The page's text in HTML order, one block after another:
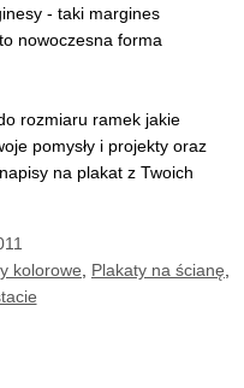
- taki margines
nowoczesna forma
rozmiaru ramek jakie
pomysły i projekty oraz
na plakat z Twoich
kolorowe, Plakaty na ścianę,